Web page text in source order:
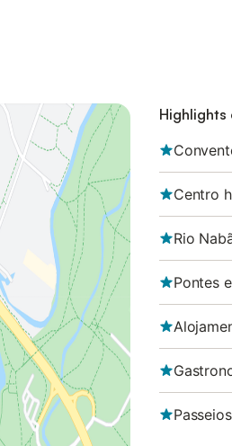
Highlights
Centro
Rio
Pontes